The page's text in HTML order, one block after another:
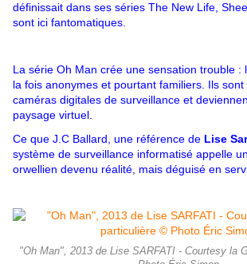
définissait dans ses séries The New Life,
sont ici fantomatiques.
La série Oh Man crée une sensation trouble :
la fois anonymes et pourtant familiers. Ils
caméras digitales de surveillance et
paysage virtuel.
Ce que J.C Ballard, une référence de Lise
système de surveillance informatisé appelle
orwellien devenu réalité, mais déguisé en
"Oh Man", 2013 de Lise SARFATI - Courtesy la